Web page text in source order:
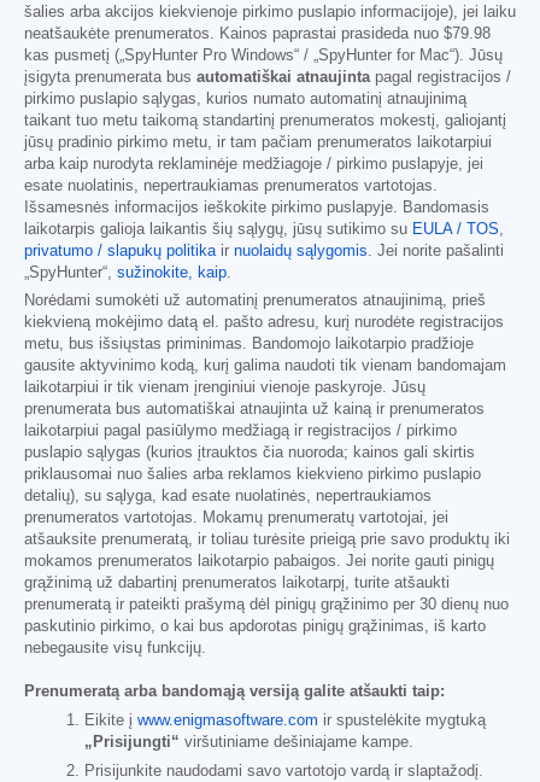
šalies arba akcijos kiekvienoje pirkimo puslapio informacijoje), jei laiku
neatšaukėte prenumeratos. Kainos paprastai prasideda nuo $79.98
kas pusmetį („SpyHunter Pro Windows“ / „SpyHunter for Mac“). Jūsų
įsigyta prenumerata bus automatiškai atnaujintapagal registracijos /
pirkimo puslapio sąlygas, kurios numato automatinį atnaujinimą
taikant tuo metu taikomą standartinį prenumeratos mokestį, galiojantį
jūsų pradinio pirkimo metu, ir tam pačiam prenumeratos laikotarpiui
arba kaip nurodyta reklaminėje medžiagoje / pirkimo puslapyje, jei
esate nuolatinis, nepertraukiamas prenumeratos vartotojas.
Išsamesnės informacijos ieškokite pirkimo puslapyje. Bandomasis
laikotarpis galioja laikantis šių sąlygų, jūsų sutikimo su EULA / TOS,
privatumo / slapukų politikair nuolaidų sąlygomis. Jei norite pašalinti
„SpyHunter“, sužinokite, kaip.
Norėdami sumokėti už automatinį prenumeratos atnaujinimą, prieš
kiekvieną mokėjimo datą el. pašto adresu, kurį nurodėte registracijos
metu, bus išsiųstas priminimas. Bandomojo laikotarpio pradžioje
gausite aktyvinimo kodą, kurį galima naudoti tik vienam bandomajam
laikotarpiui ir tik vienam įrenginiui vienoje paskyroje. Jūsų
prenumerata bus automatiškai atnaujinta už kainą ir prenumeratos
laikotarpiui pagal pasiūlymo medžiagą ir registracijos / pirkimo
puslapio sąlygas (kurios įtrauktos čia nuoroda; kainos gali skirtis
priklausomai nuo šalies arba reklamos kiekvieno pirkimo puslapio
detalių), su sąlyga, kad esate nuolatinės, nepertraukiamos
prenumeratos vartotojas. Mokamų prenumeratų vartotojai, jei
atšauksite prenumeratą, ir toliau turėsite prieigą prie savo produktų iki
mokamos prenumeratos laikotarpio pabaigos. Jei norite gauti pinigų
grąžinimą už dabartinį prenumeratos laikotarpį, turite atšaukti
prenumeratą ir pateikti prašymą dėl pinigų grąžinimo per 30 dienų nuo
paskutinio pirkimo, o kai bus apdorotas pinigų grąžinimas, iš karto
nebegausite visų funkcijų.
Prenumeratą arba bandomąją versiją galite atšaukti taip:
Eikite į www.enigmasoftware.com ir spustelėkite mygtuką
„Prisijungti“ viršutiniame dešiniajame kampe.
Prisijunkite naudodami savo vartotojo vardą ir slaptažodį.